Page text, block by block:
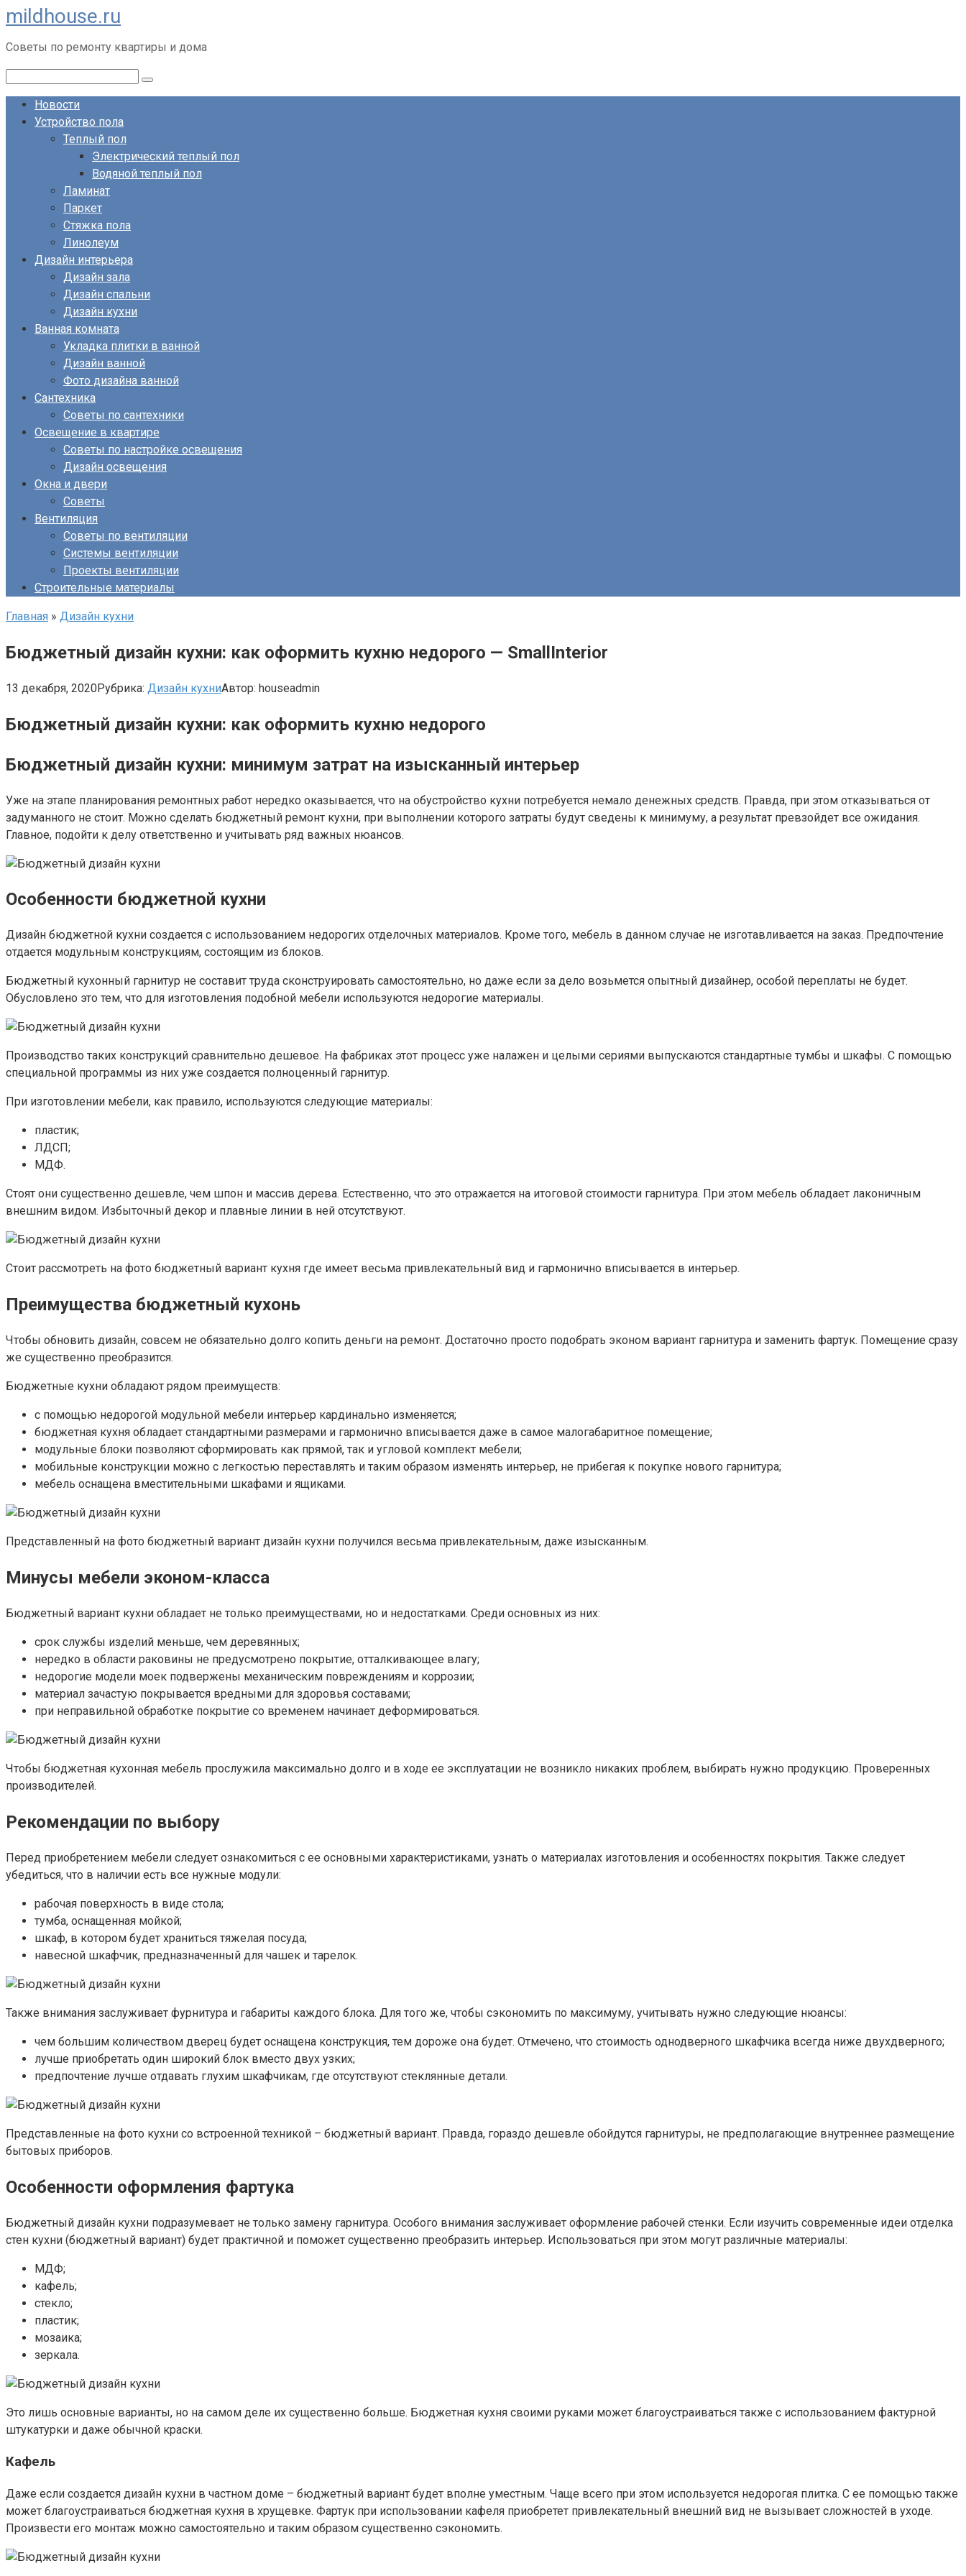
Перейти
к
контенту
mildhouse.ru
Советы по ремонту квартиры и дома
Новости
Устройство пола
Теплый пол
Электрический теплый пол
Водяной теплый пол
Ламинат
Паркет
Стяжка пола
Линолеум
Дизайн интерьера
Дизайн зала
Дизайн спальни
Дизайн кухни
Ванная комната
Укладка плитки в ванной
Дизайн ванной
Фото дизайна ванной
Сантехника
Советы по сантехники
Освещение в квартире
Советы по настройке освещения
Дизайн освещения
Окна и двери
Советы
Вентиляция
Советы по вентиляции
Системы вентиляции
Проекты вентиляции
Строительные материалы
Главная » Дизайн кухни
Бюджетный дизайн кухни: как оформить кухню недорого — SmallInterior
13 декабря, 2020Рубрика: Дизайн кухниАвтор: houseadmin
Бюджетный дизайн кухни: как оформить кухню недорого
Бюджетный дизайн кухни: минимум затрат на изысканный интерьер
Уже на этапе планирования ремонтных работ нередко оказывается, что на обустройство кухни потребуется немало денежных средств. Правда, при этом отказываться от
задуманного не стоит. Можно сделать бюджетный ремонт кухни, при выполнении которого затраты будут сведены к минимуму, а результат превзойдет все ожидания.
Главное, подойти к делу ответственно и учитывать ряд важных нюансов.
Особенности бюджетной кухни
Дизайн бюджетной кухни создается с использованием недорогих отделочных материалов. Кроме того, мебель в данном случае не изготавливается на заказ. Предпочтение
отдается модульным конструкциям, состоящим из блоков.
Бюджетный кухонный гарнитур не составит труда сконструировать самостоятельно, но даже если за дело возьмется опытный дизайнер, особой переплаты не будет.
Обусловлено это тем, что для изготовления подобной мебели используются недорогие материалы.
Производство таких конструкций сравнительно дешевое. На фабриках этот процесс уже налажен и целыми сериями выпускаются стандартные тумбы и шкафы. С помощью
специальной программы из них уже создается полноценный гарнитур.
При изготовлении мебели, как правило, используются следующие материалы:
пластик;
ЛДСП;
МДФ.
Стоят они существенно дешевле, чем шпон и массив дерева. Естественно, что это отражается на итоговой стоимости гарнитура. При этом мебель обладает лаконичным
внешним видом. Избыточный декор и плавные линии в ней отсутствуют.
Стоит рассмотреть на фото бюджетный вариант кухня где имеет весьма привлекательный вид и гармонично вписывается в интерьер.
Преимущества бюджетный кухонь
Чтобы обновить дизайн, совсем не обязательно долго копить деньги на ремонт. Достаточно просто подобрать эконом вариант гарнитура и заменить фартук. Помещение сразу
же существенно преобразится.
Бюджетные кухни обладают рядом преимуществ:
с помощью недорогой модульной мебели интерьер кардинально изменяется;
бюджетная кухня обладает стандартными размерами и гармонично вписывается даже в самое малогабаритное помещение;
модульные блоки позволяют сформировать как прямой, так и угловой комплект мебели;
мобильные конструкции можно с легкостью переставлять и таким образом изменять интерьер, не прибегая к покупке нового гарнитура;
мебель оснащена вместительными шкафами и ящиками.
Представленный на фото бюджетный вариант дизайн кухни получился весьма привлекательным, даже изысканным.
Минусы мебели эконом-класса
Бюджетный вариант кухни обладает не только преимуществами, но и недостатками. Среди основных из них:
срок службы изделий меньше, чем деревянных;
нередко в области раковины не предусмотрено покрытие, отталкивающее влагу;
недорогие модели моек подвержены механическим повреждениям и коррозии;
материал зачастую покрывается вредными для здоровья составами;
при неправильной обработке покрытие со временем начинает деформироваться.
Чтобы бюджетная кухонная мебель прослужила максимально долго и в ходе ее эксплуатации не возникло никаких проблем, выбирать нужно продукцию. Проверенных
производителей.
Рекомендации по выбору
Перед приобретением мебели следует ознакомиться с ее основными характеристиками, узнать о материалах изготовления и особенностях покрытия. Также следует
убедиться, что в наличии есть все нужные модули:
рабочая поверхность в виде стола;
тумба, оснащенная мойкой;
шкаф, в котором будет храниться тяжелая посуда;
навесной шкафчик, предназначенный для чашек и тарелок.
Также внимания заслуживает фурнитура и габариты каждого блока. Для того же, чтобы сэкономить по максимуму, учитывать нужно следующие нюансы:
чем большим количеством дверец будет оснащена конструкция, тем дороже она будет. Отмечено, что стоимость однодверного шкафчика всегда ниже двухдверного;
лучше приобретать один широкий блок вместо двух узких;
предпочтение лучше отдавать глухим шкафчикам, где отсутствуют стеклянные детали.
Представленные на фото кухни со встроенной техникой – бюджетный вариант. Правда, гораздо дешевле обойдутся гарнитуры, не предполагающие внутреннее размещение
бытовых приборов.
Особенности оформления фартука
Бюджетный дизайн кухни подразумевает не только замену гарнитура. Особого внимания заслуживает оформление рабочей стенки. Если изучить современные идеи отделка
стен кухни (бюджетный вариант) будет практичной и поможет существенно преобразить интерьер. Использоваться при этом могут различные материалы:
МДФ;
кафель;
стекло;
пластик;
мозаика;
зеркала.
Это лишь основные варианты, но на самом деле их существенно больше. Бюджетная кухня своими руками может благоустраиваться также с использованием фактурной
штукатурки и даже обычной краски.
Кафель
Даже если создается дизайн кухни в частном доме – бюджетный вариант будет вполне уместным. Чаще всего при этом используется недорогая плитка. С ее помощью также
может благоустраиваться бюджетная кухня в хрущевке. Фартук при использовании кафеля приобретет привлекательный внешний вид не вызывает сложностей в уходе.
Произвести его монтаж можно самостоятельно и таким образом существенно сэкономить.